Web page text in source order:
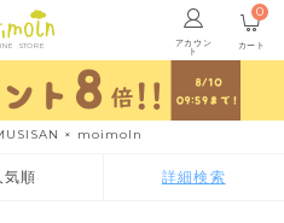
STORE アカウン
ト カート
0
× moimoln
気順 詳細検索